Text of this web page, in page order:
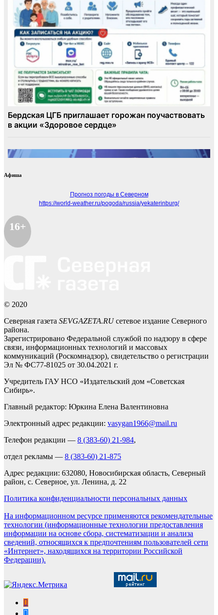
Афиша
Прогноз погоды в Северном
https://world-weather.ru/pogoda/russia/yekaterinburg/
16+
© 2020
Северная газета SEVGAZETA.RUсетевое издание Северного
района.
Зарегистрировано Федеральной службой по надзору в сфере
связи, информационных технологий и массовых
коммуникаций (Роскомнадзор), свидетельство о регистрации
Эл № ФС77-81025 от 30.04.2021 г.
Учредитель ГАУ НСО «Издательский дом «Советская
Сибирь».
Главный редактор: Юркина Елена Валентиновна
Электронный адрес редакции: vasygan1966@mail.ru
Телефон редакции — 8 (383-60) 21-984,
отдел рекламы — 8 (383-60) 21-875
Адрес редакции: 632080, Новосибирская область, Северный
район, с. Северное, ул. Ленина, д. 22
Политика конфиденциальности персональных данных
На информационном ресурсе применяются рекомендательные
технологии (информационные технологии предоставления
информации на основе сбора, систематизации и анализа
сведений, относящихся к предпочтениям пользователей сети
«Интернет», находящихся на территории Российской
Федерации).